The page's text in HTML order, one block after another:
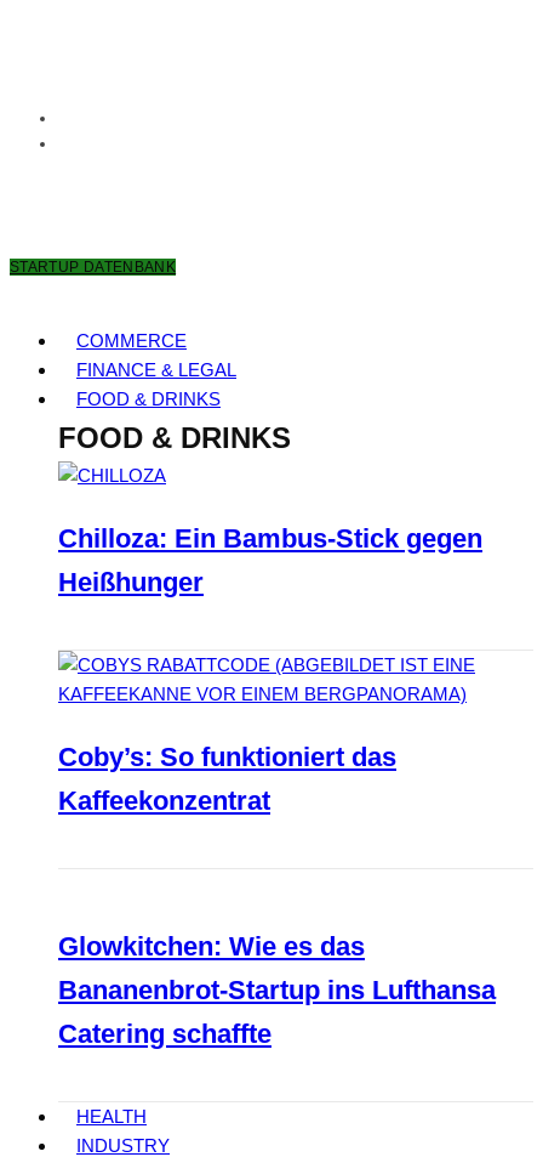
STARTUP DATENBANK
COMMERCE
FINANCE & LEGAL
FOOD & DRINKS
FOOD & DRINKS
Chilloza: Ein Bambus-Stick gegen
Heißhunger
Coby’s: So funktioniert das
Kaffeekonzentrat
Glowkitchen: Wie es das
Bananenbrot-Startup ins Lufthansa
Catering schaffte
HEALTH
INDUSTRY